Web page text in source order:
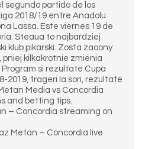
segundo partido de los
2018/19 entre Anadolu
Lassa. Este viernes 19 de
Steaua to najbardziej
klub pikarski. Zosta zaoony
pniej kilkakrotnie zmienia
si rezultate Cupa
2019, trageri la sori, rezultate
Media vs Concordia
and betting tips.
– Concordia streaming on
Metan – Concordia live